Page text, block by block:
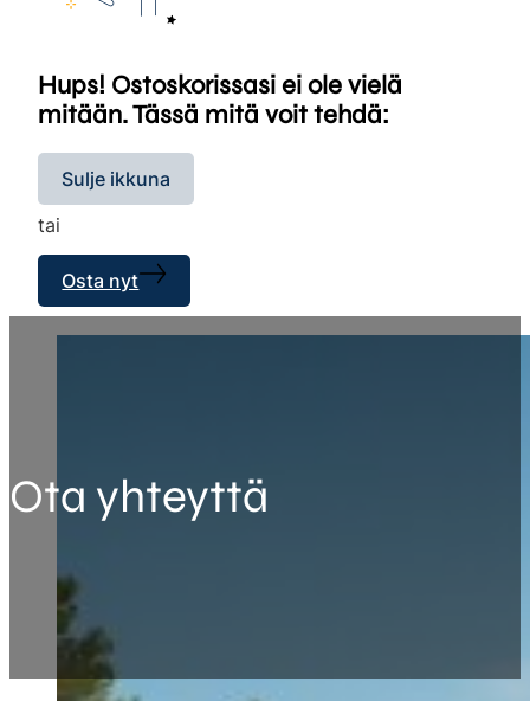
Hups! Ostoskorissasi ei ole vielä
mitään. Tässä mitä voit tehdä:
Sulje ikkuna
tai
Osta nyt
Ota yhteyttä